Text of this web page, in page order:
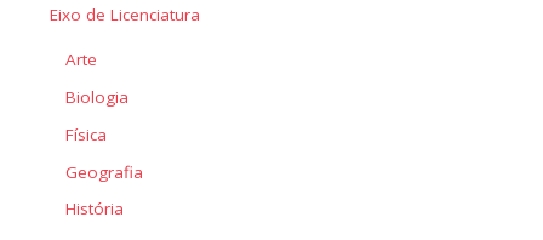
Eixo de Licenciatura
Arte
Biologia
Física
Geografia
História